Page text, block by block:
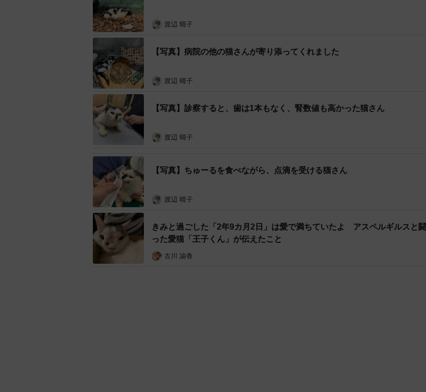
渡辺 晴子
【写真】病院の他の猫さんが寄り添ってくれました
渡辺 晴子
【写真】診察すると、歯は1本もなく、腎数値も高かった猫さん
渡辺 晴子
【写真】ちゅーるを食べながら、点滴を受ける猫さん
渡辺 晴子
きみと過ごした「2年9カ月2日」は愛で満ちていたよ アスペルギルスと闘
った愛猫「王子くん」が伝えたこと
古川 諭香